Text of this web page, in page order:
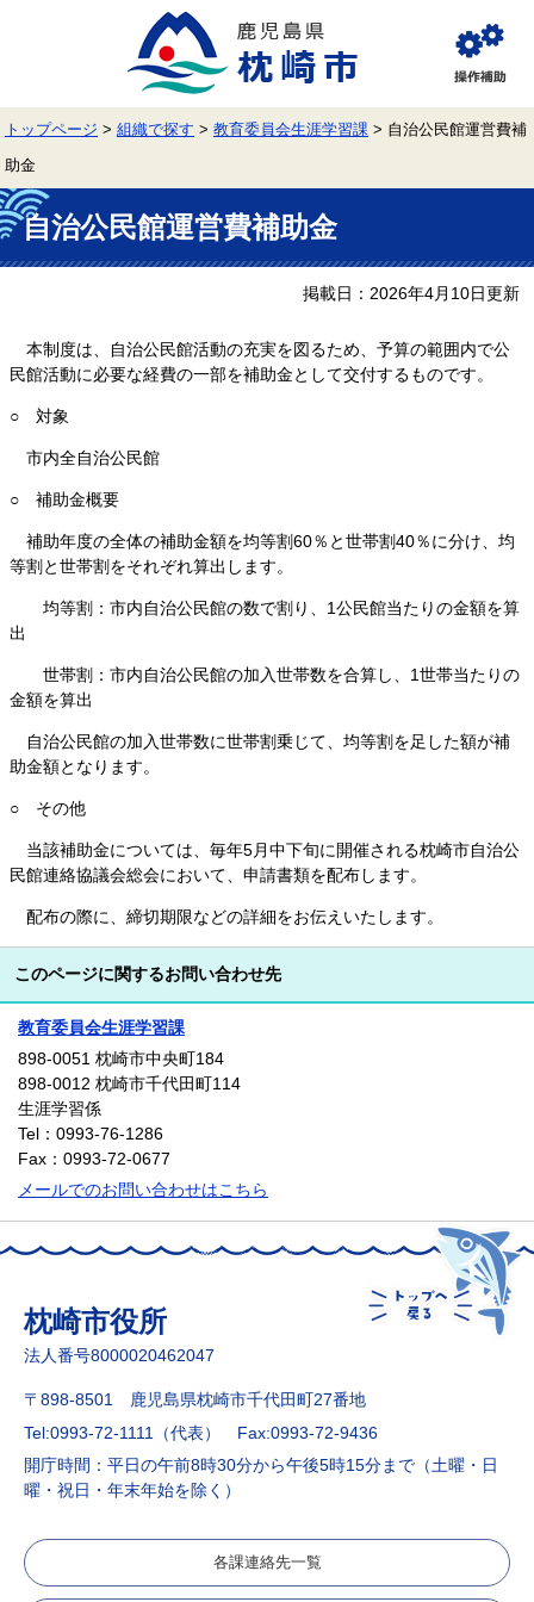
で
す。
ば
し
本
文
へ
覧
補
助
トップページ > 組織で探す > 教育委員会生涯学習課 > 自治公民館運営費補
助金
本
文 自治公民館運営費補助金
掲載日：2026年4月10日更新
本制度は、自治公民館活動の充実を図るため、予算の範囲内で公
民館活動に必要な経費の一部を補助金として交付するものです。
○ 対象
市内全自治公民館
○ 補助金概要
補助年度の全体の補助金額を均等割60％と世帯割40％に分け、均
等割と世帯割をそれぞれ算出します。
均等割：市内自治公民館の数で割り、1公民館当たりの金額を算
出
世帯割：市内自治公民館の加入世帯数を合算し、1世帯当たりの
金額を算出
自治公民館の加入世帯数に世帯割乗じて、均等割を足した額が補
助金額となります。
○ その他
当該補助金については、毎年5月中下旬に開催される枕崎市自治公
民館連絡協議会総会において、申請書類を配布します。
配布の際に、締切期限などの詳細をお伝えいたします。
このページに関するお問い合わせ先
教育委員会生涯学習課
898-0051 枕崎市中央町184
898-0012 枕崎市千代田町114
生涯学習係
Tel：0993-76-1286
Fax：0993-72-0677
メールでのお問い合わせはこちら
枕崎市役所
法人番号8000020462047
〒898-8501 鹿児島県枕崎市千代田町27番地
Tel:0993-72-1111（代表）
Fax:0993-72-9436
開庁時間：平日の午前8時30分から午後5時15分まで（土曜・日
曜・祝日・年末年始を除く）
各課連絡先一覧